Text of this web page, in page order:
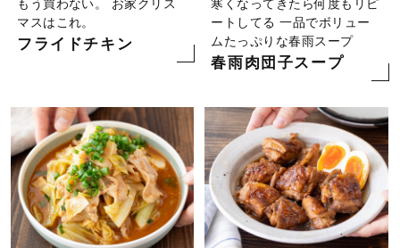
もう買わない。 お家クリス
マスはこれ。
フライドチキン
寒くなってきたら何度もリピ
ートしてる 一品でボリュー
ムたっぷりな春雨スープ
春雨肉団子スープ